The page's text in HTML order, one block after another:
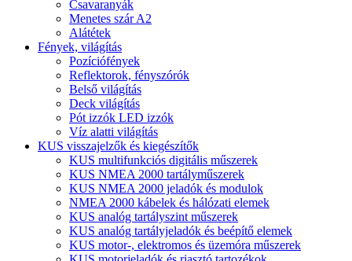
Csavaranyák
Menetes szár A2
Alátétek
Fények, világítás
Pozíciófények
Reflektorok, fényszórók
Belső világítás
Deck világítás
Pót izzók LED izzók
Víz alatti világítás
KUS visszajelzők és kiegészítők
KUS multifunkciós digitális műszerek
KUS NMEA 2000 tartályműszerek
KUS NMEA 2000 jeladók és modulok
NMEA 2000 kábelek és hálózati elemek
KUS analóg tartályszint műszerek
KUS analóg tartályjeladók és beépítő elemek
KUS motor-, elektromos és üzemóra műszerek